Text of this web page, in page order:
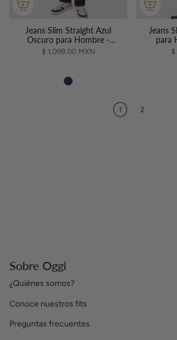
Jeans Slim Straight Azul
Oscuro para Hombre -
Vaxter
$ 1,099.00 MXN
Jeans
para
1 2
Sobre Oggi
¿Quiénes somos?
Conoce nuestros fits
Preguntas frecuentes